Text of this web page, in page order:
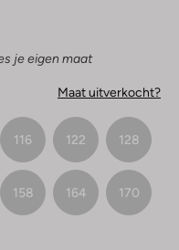
je eigen maat
Maat uitverkocht?
116 122 128
158 164 170